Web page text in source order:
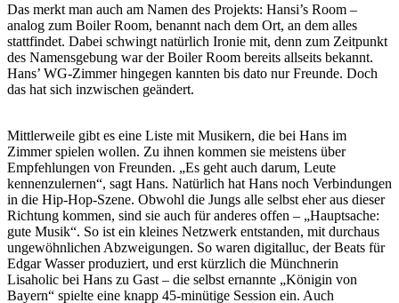
Das merkt man auch am Namen des Projekts: Hansi’s Room –
analog zum Boiler Room, benannt nach dem Ort, an dem alles
stattfindet. Dabei schwingt natürlich Ironie mit, denn zum Zeitpunkt
des Namensgebung war der Boiler Room bereits allseits bekannt.
Hans’ WG-Zimmer hingegen kannten bis dato nur Freunde. Doch
das hat sich inzwischen geändert.
Mittlerweile gibt es eine Liste mit Musikern, die bei Hans im
Zimmer spielen wollen. Zu ihnen kommen sie meistens über
Empfehlungen von Freunden. „Es geht auch darum, Leute
kennenzulernen“, sagt Hans. Natürlich hat Hans noch Verbindungen
in die Hip-Hop-Szene. Obwohl die Jungs alle selbst eher aus dieser
Richtung kommen, sind sie auch für anderes offen – „Hauptsache:
gute Musik“. So ist ein kleines Netzwerk entstanden, mit durchaus
ungewöhnlichen Abzweigungen. So waren digitalluc, der Beats für
Edgar Wasser produziert, und erst kürzlich die Münchnerin
Lisaholic bei Hans zu Gast – die selbst ernannte „Königin von
Bayern“ spielte eine knapp 45-minütige Session ein. Auch